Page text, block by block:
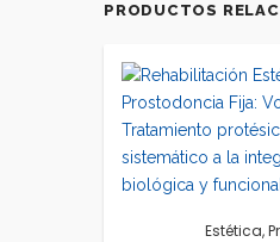
PRODUCTOS
Estética,